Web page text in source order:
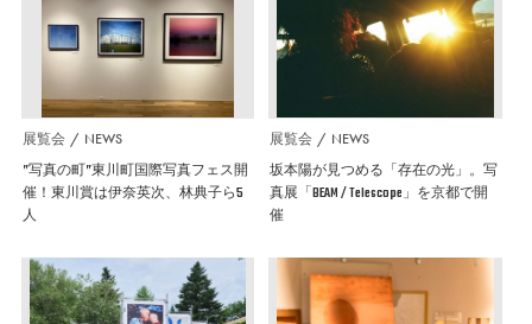
展覧会 NEWS
”写真の町”東川町国際写真フェス開
催！東川賞は伊奈英次、林典子ら5
人
展覧会 NEWS
坂本陽が見つめる「存在の光」。写
真展「BEAM / Telescope」を京都で開
催